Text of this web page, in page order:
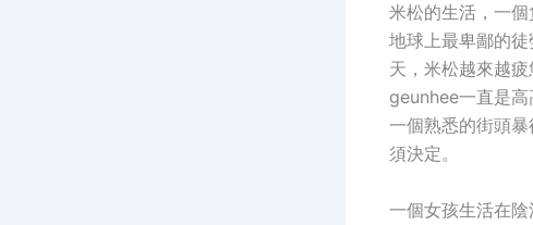
米松的生活，一
地球上最卑鄙的
天，米松越來越
geunhee一直是
一個熟悉的街頭
須決定。
一個女孩生活在